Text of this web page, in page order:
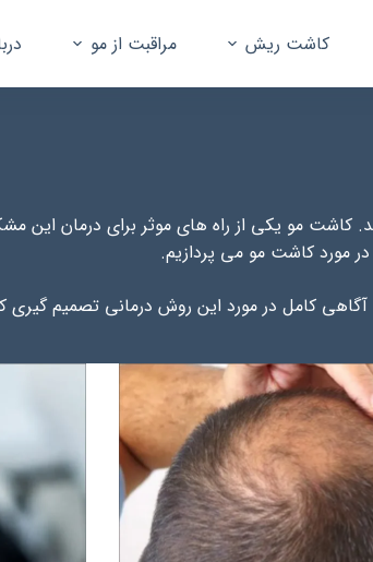
کاشت ریش مراقبت از مو
کاشت مو یکی از راه های موثر برای درمان
مورد کاشت مو می پردازیم.
کامل در مورد این روش درمانی تصمیم گیری